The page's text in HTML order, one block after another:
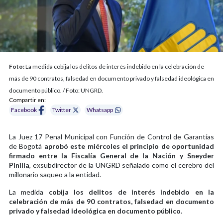
Foto:La medida cobija los delitos de interés indebido en la celebración de
más de 90 contratos, falsedad en documento privado y falsedad ideológica en
documento público. / Foto: UNGRD.
Compartir en:
Facebook
Twitter Whatsapp
La Juez 17 Penal Municipal con Función de Control de Garantías
de Bogotá aprobó este miércoles el principio de oportunidad
firmado entre la Fiscalía General de la Nación y Sneyder
Pinilla, exsubdirector de la UNGRD señalado como el cerebro del
millonario saqueo a la entidad.
La medida cobija los delitos de interés indebido en la
celebración de más de 90 contratos, falsedad en documento
privado y falsedad ideológica en documento público.